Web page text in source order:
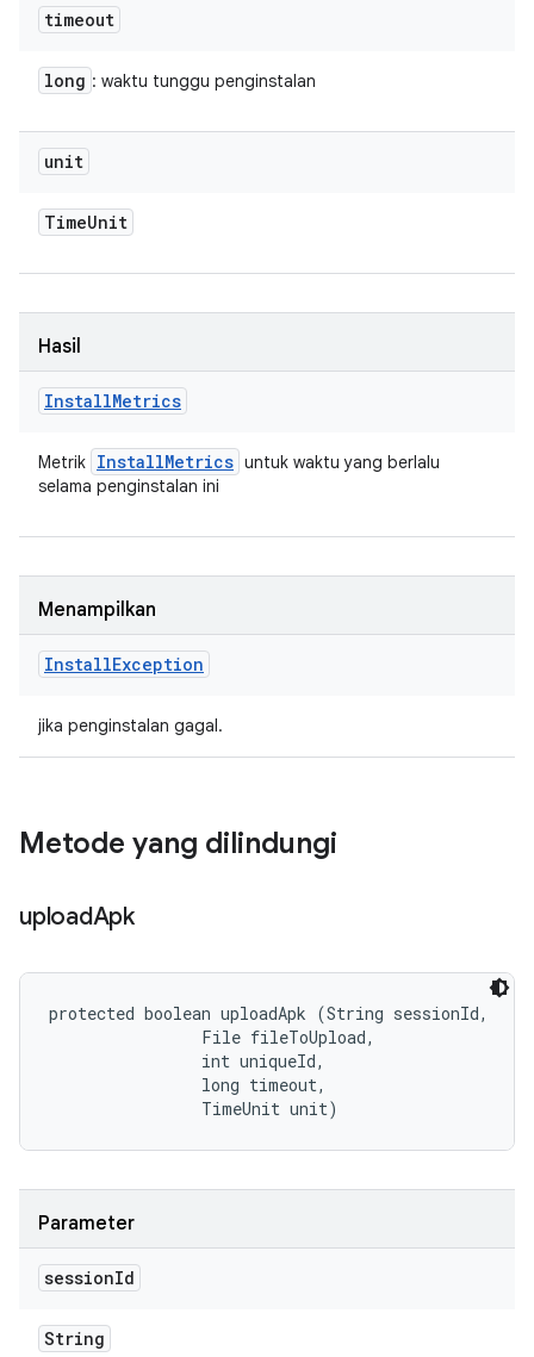
timeout
long : waktu tunggu penginstalan
unit
TimeUnit
Hasil
InstallMetrics
Metrik InstallMetrics untuk waktu yang berlalu
selama penginstalan ini
Menampilkan
InstallException
jika penginstalan gagal.
Metode yang dilindungi
uploadApk
protected boolean uploadApk (String sessionId,
                File fileToUpload,
                int uniqueId,
                long timeout,
                TimeUnit unit)
Parameter
sessionId
String